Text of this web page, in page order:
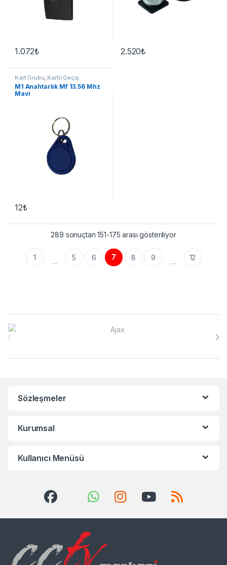
1.072₺ 2.520₺
Kart Grubu Kartlı Geçiş
Sistemleri
M1 Anahtarlık Mf 13.56 Mhz
Mavi
12₺
289 sonuçtan 151-175 arası gösteriliyor
1 … 5 6 7 8 9 … 12
Brands Carousel
Sözleşmeler
Kurumsal
Kullanıcı Menüsü